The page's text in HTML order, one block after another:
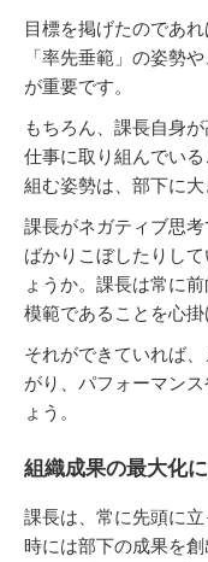
目標を掲げたのであ
「率先垂範」の姿勢
が重要です。
もちろん、課長自身
仕事に取り組んでい
組む姿勢は、部下に大
課長がネガティブ思
ばかりこぼしたりし
ょうか。課長は常に
模範であることを心掛
それができていれば
がり、パフォーマン
ょう。
組織成果の最大化
課長は、常に先頭に立
時には部下の成果を